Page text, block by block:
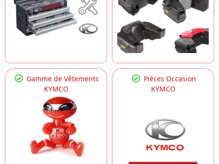
Gamme de Vêtements
KYMCO
Pièces Occasion
KYMCO